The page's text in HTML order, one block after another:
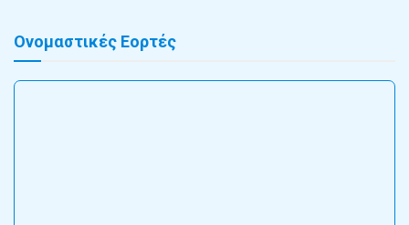
Ονομαστικές Εορτές